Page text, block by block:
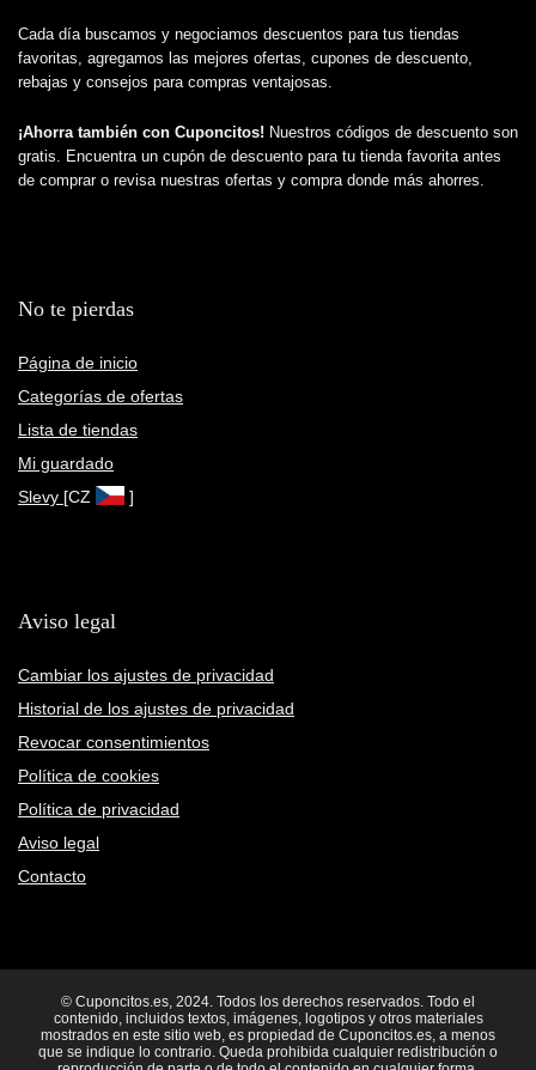
Cada día buscamos y negociamos descuentos para tus tiendas
favoritas, agregamos las mejores ofertas, cupones de descuento,
rebajas y consejos para compras ventajosas.
¡Ahorra también con Cuponcitos! Nuestros códigos de descuento son
gratis. Encuentra un cupón de descuento para tu tienda favorita antes
de comprar o revisa nuestras ofertas y compra donde más ahorres.
No te pierdas
Página de inicio
Categorías de ofertas
Lista de tiendas
Mi guardado
Slevy [CZ ]
Aviso legal
Cambiar los ajustes de privacidad
Historial de los ajustes de privacidad
Revocar consentimientos
Política de cookies
Política de privacidad
Aviso legal
Contacto
© Cuponcitos.es, 2024. Todos los derechos reservados. Todo el
contenido, incluidos textos, imágenes, logotipos y otros materiales
mostrados en este sitio web, es propiedad de Cuponcitos.es, a menos
que se indique lo contrario. Queda prohibida cualquier redistribución o